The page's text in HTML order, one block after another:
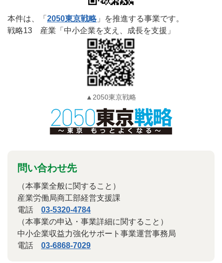
本件は、「 2050東京戦略」を推進する事業です。
戦略13 産業「中小企業を支え、成長を支援」
▲2050東京戦略
問い合わせ先
（本事業全般に関すること）
産業労働局商工部経営支援課
電話 03-5320-4784
（本事業の申込・事業詳細に関すること）
中小企業収益力強化サポート事業運営事務局
電話 03-6868-7029